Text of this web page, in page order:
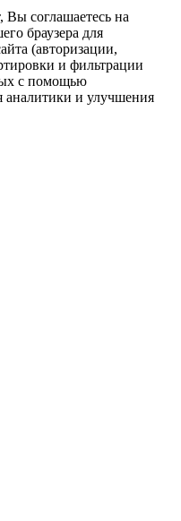
Вы соглашаетесь на
браузера для
(авторизации,
и фильтрации
с помощью
аналитики и улучшения